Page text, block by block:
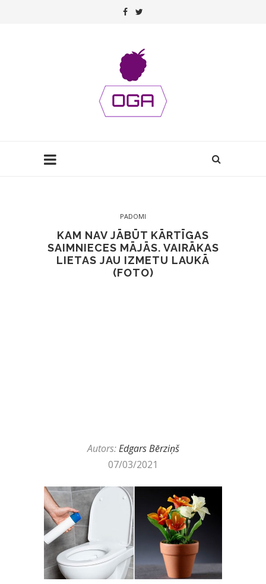
PADOMI
KAM NAV JĀBŪT KĀRTĪGAS
SAIMNIECES MĀJĀS. VAIRĀKAS
LIETAS JAU IZMETU LAUKĀ
(FOTO)
Autors:Edgars Bērziņš
07/03/2021